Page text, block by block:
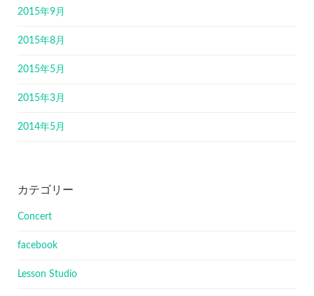
2015年9月
2015年8月
2015年5月
2015年3月
2014年5月
カテゴリー
Concert
facebook
Lesson Studio